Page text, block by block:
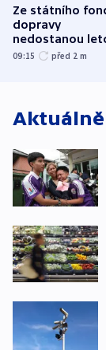
Ze státního
dopravy
nedostanou
kraje na silnice
09:15 před 2 m